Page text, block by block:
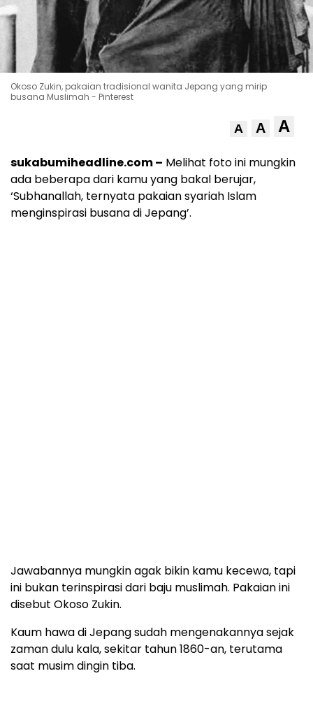
Okoso Zukin, pakaian tradisional wanita Jepang yang mirip
busana Muslimah - Pinterest
A A A
sukabumiheadline.com – Melihat foto ini mungkin
ada beberapa dari kamu yang bakal berujar,
‘Subhanallah, ternyata pakaian syariah Islam
menginspirasi busana di Jepang’.
Jawabannya mungkin agak bikin kamu kecewa, tapi
ini bukan terinspirasi dari baju muslimah. Pakaian ini
disebut Okoso Zukin.
Kaum hawa di Jepang sudah mengenakannya sejak
zaman dulu kala, sekitar tahun 1860-an, terutama
saat musim dingin tiba.